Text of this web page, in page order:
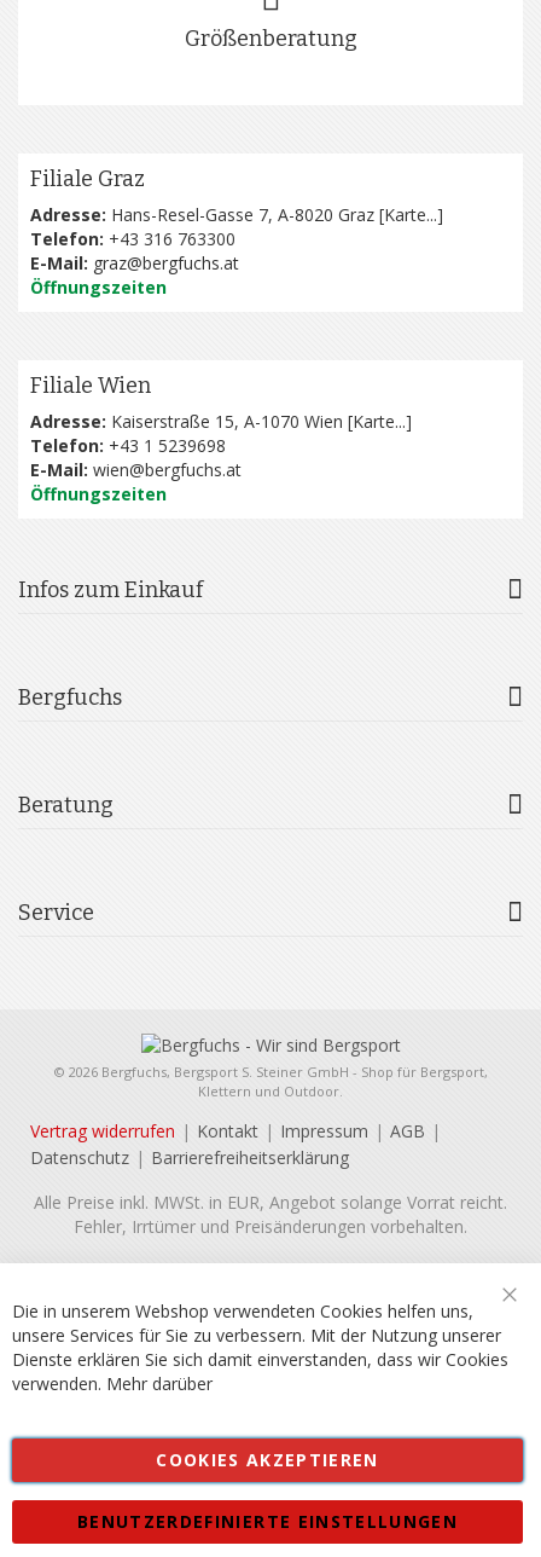
Größenberatung
Filiale Graz
Adresse: Hans-Resel-Gasse 7, A-8020 Graz [Karte...]
Telefon: +43 316 763300
E-Mail: graz@bergfuchs.at
Öffnungszeiten
Filiale Wien
Adresse: Kaiserstraße 15, A-1070 Wien [Karte...]
Telefon: +43 1 5239698
E-Mail: wien@bergfuchs.at
Öffnungszeiten
Infos zum Einkauf
Bergfuchs
Beratung
Service
© 2026 Bergfuchs, Bergsport S. Steiner GmbH - Shop für Bergsport,
Klettern und Outdoor.
Vertrag widerrufen Kontakt Impressum
AGB
Datenschutz
Barrierefreiheitserklärung
Alle Preise inkl. MWSt. in EUR, Angebot solange Vorrat reicht.
Fehler, Irrtümer und Preisänderungen vorbehalten.
Die in unserem Webshop verwendeten Cookies helfen uns,
unsere Services für Sie zu verbessern. Mit der Nutzung unserer
Dienste erklären Sie sich damit einverstanden, dass wir Cookies
verwenden. Mehr darüber
COOKIES AKZEPTIEREN
BENUTZERDEFINIERTE EINSTELLUNGEN